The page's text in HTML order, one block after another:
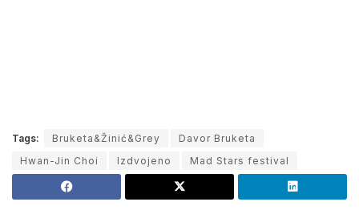
Tags: Bruketa&Žinić&Grey
Davor Bruketa
Hwan-Jin Choi
Izdvojeno Mad Stars festival